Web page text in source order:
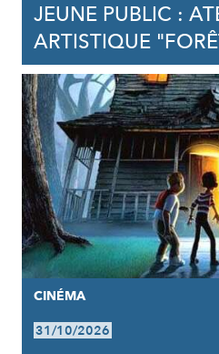
JEUNE PUBLIC :
ARTISTIQUE
CINÉMA
31/10/2026